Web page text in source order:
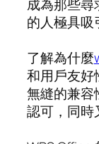
成為那些尋
的人極具吸
了解為什麼
和用戶友好
無縫的兼容
認可，同時